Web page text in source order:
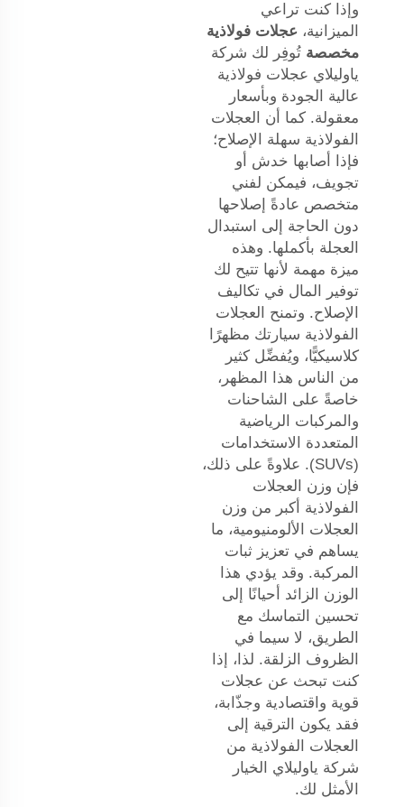
وإذا كنت تراعي
الميزانية، عجلات فولاذية
مخصصة تُوفِر لك شركة
ياوليلاي عجلات فولاذية
عالية الجودة وبأسعار
معقولة. كما أن العجلات
الفولاذية سهلة الإصلاح؛
فإذا أصابها خدش أو
تجويف، فيمكن لفني
متخصص عادةً إصلاحها
دون الحاجة إلى استبدال
العجلة بأكملها. وهذه
ميزة مهمة لأنها تتيح لك
توفير المال في تكاليف
الإصلاح. وتمنح العجلات
الفولاذية سيارتك مظهرًا
كلاسيكيًّا، ويُفضِّل كثير
من الناس هذا المظهر،
خاصةً على الشاحنات
والمركبات الرياضية
المتعددة الاستخدامات
(SUVs). علاوةً على ذلك،
فإن وزن العجلات
الفولاذية أكبر من وزن
العجلات الألومنيومية، ما
يساهم في تعزيز ثبات
المركبة. وقد يؤدي هذا
الوزن الزائد أحيانًا إلى
تحسين التماسك مع
الطريق، لا سيما في
الظروف الزلقة. لذا، إذا
كنت تبحث عن عجلات
قوية واقتصادية وجذّابة،
فقد يكون الترقية إلى
العجلات الفولاذية من
شركة ياوليلاي الخيار
الأمثل لك.